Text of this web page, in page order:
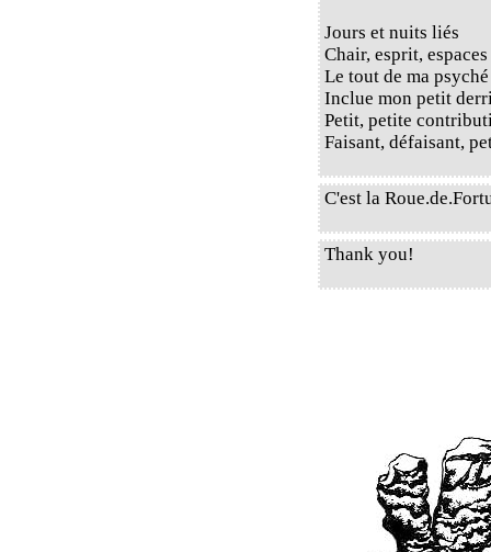
Jours et nuits liés
Chair, esprit,
Le tout de ma psyché
Inclue mon petit
Petit, petite
Faisant, défaisant,
C'est la
Thank you!